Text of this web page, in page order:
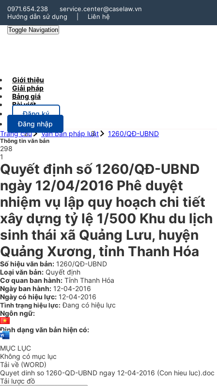
0971.654.238
service.center@caselaw.vn
Hướng dẫn sử dụng
Liên hệ
Toggle Navigation
Giới thiệu
Giải pháp
Bảng giá
Bài viết
Đăng ký
Đăng nhập
Trang chủ
Văn bản pháp luật 1260/QĐ-UBND
Thông tin văn bản
298
1
Quyết định số 1260/QĐ-UBND
ngày 12/04/2016 Phê duyệt
nhiệm vụ lập quy hoạch chi tiết
xây dựng tỷ lệ 1/500 Khu du lịch
sinh thái xã Quảng Lưu, huyện
Quảng Xương, tỉnh Thanh Hóa
Số hiệu văn bản: 1260/QĐ-UBND
Loại văn bản: Quyết định
Cơ quan ban hành: Tỉnh Thanh Hóa
Ngày ban hành: 12-04-2016
Ngày có hiệu lực: 12-04-2016
Tình trạng hiệu lực: Đang có hiệu lực
Ngôn ngữ:
Định dạng văn bản hiện có:
MỤC LỤC
Không có mục lục
Tải về (WORD)
Quyet dinh so 1260-QD-UBND ngay 12-04-2016 (Con hieu luc).doc
Tải lược đồ